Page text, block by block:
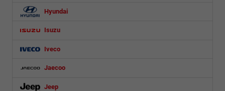
Hyundai
Isuzu
Iveco
Jaecoo
Jeep